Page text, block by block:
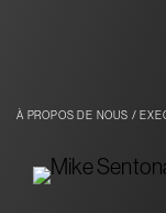
À PROPOS DE NOUS